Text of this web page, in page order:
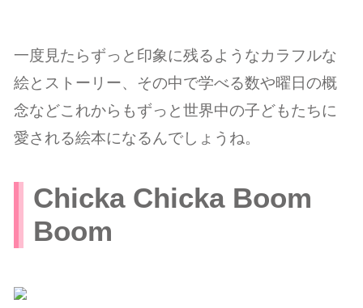
一度見たらずっと印象に残るようなカラフルな
絵とストーリー、その中で学べる数や曜日の概
念などこれからもずっと世界中の子どもたちに
愛される絵本になるんでしょうね。
Chicka Chicka Boom
Boom